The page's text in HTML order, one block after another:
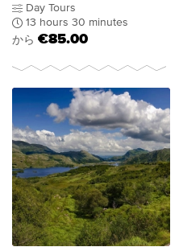
Day Tours
13 hours 30 minutes
から €85.00